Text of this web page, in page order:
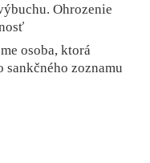
Ohrozenie
osoba, ktorá
zoznamu